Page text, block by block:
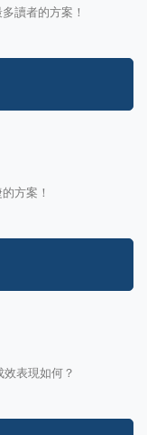
讀者的方案！
方案！
表現如何？